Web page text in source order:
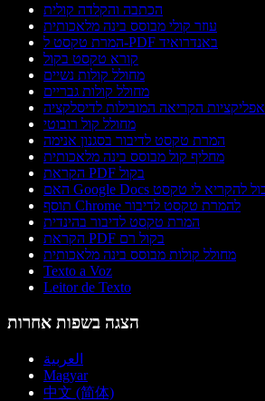
הכתבה והקלדה קולית
עוזר קולי מבוסס בינה מלאכותית
המרת טקסט ל-PDF באנדרואיד
קורא טקסט בקול
מחולל קולות נשיים
מחולל קולות גבריים
אפליקציות הקריאה המובילות לדיסלקציה
מחולל קול רובוטי
המרת טקסט לדיבור בסגנון אנימה
מחליף קול מבוסס בינה מלאכותית
הקראת PDF בקול
תוסף Chrome להמרת טקסט לדיבור
המרת טקסט לדיבור בהינדית
הקראת PDF בקול רם
מחולל קולות מבוסס בינה מלאכותית
Texto a Voz
Leitor de Texto
הצגה בשפות אחרות
العربية
Magyar
中文 (简体)